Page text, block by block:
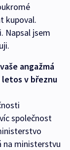
kupoval.
Napsal jsem
angažmá
v březnu
společnost
na ministerstvu